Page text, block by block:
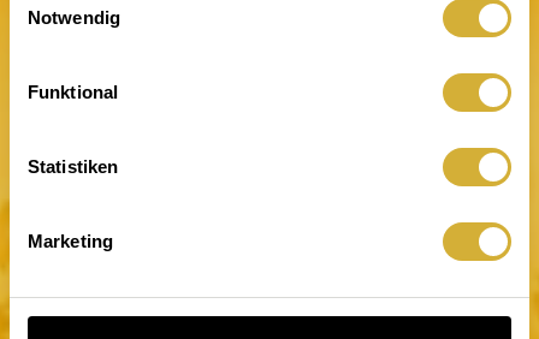
Notwendig
Funktional
Statistiken
Marketing
Licht an. Wirkung da